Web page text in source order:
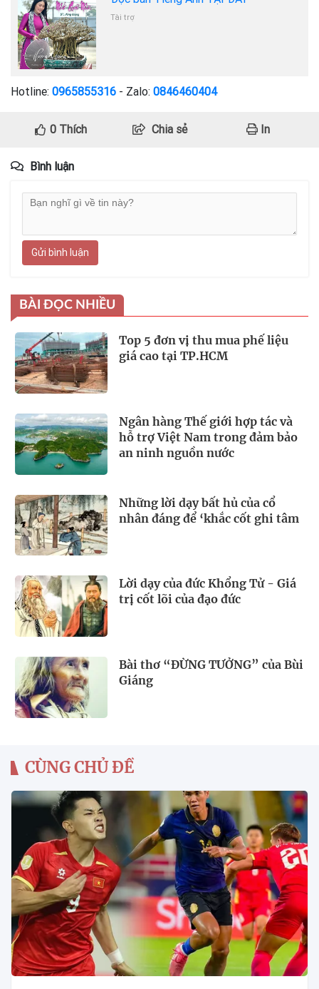
Tài trợ
Hotline: 0965855316 - Zalo: 0846460404
0Thích Chia sẻ In
Bình luận
Gửi bình luận
BÀI ĐỌC NHIỀU
Top 5 đơn vị thu mua phế liệu
giá cao tại TP.HCM
Ngân hàng Thế giới hợp tác và
hỗ trợ Việt Nam trong đảm bảo
an ninh nguồn nước
Những lời dạy bất hủ của cổ
nhân đáng để ‘khắc cốt ghi tâm
Lời dạy của đức Khổng Tử - Giá
trị cốt lõi của đạo đức
Bài thơ “ĐỪNG TƯỞNG” của Bùi
Giáng
CÙNG CHỦ ĐỀ